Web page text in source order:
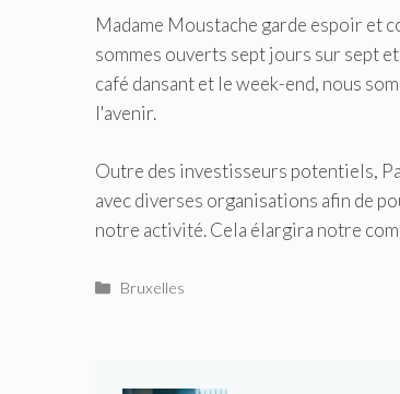
Madame Moustache garde espoir et
sommes ouverts sept jours sur sept
café dansant et le week-end, nous
l'avenir.
Outre des investisseurs potentiels,
avec diverses organisations afin de
notre activité. Cela élargira notre
Catégories
Bruxelles